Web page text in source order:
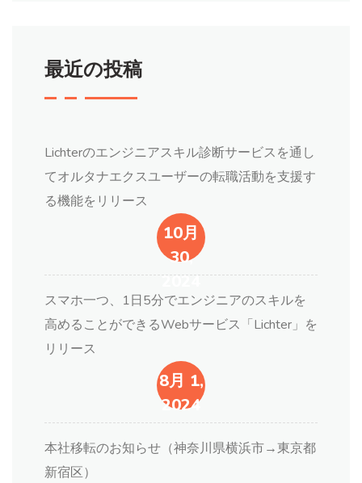
最近の投稿
Lichterのエンジニアスキル診断サービスを通し
てオルタナエクスユーザーの転職活動を支援す
る機能をリリース
10月
30,
2024
スマホ一つ、1日5分でエンジニアのスキルを
高めることができるWebサービス「Lichter」を
リリース
8月 1,
2024
本社移転のお知らせ（神奈川県横浜市→東京都
新宿区）